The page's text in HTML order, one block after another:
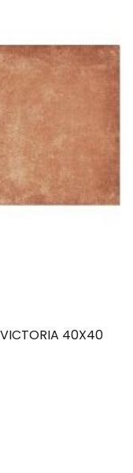
VICTORIA 40X40